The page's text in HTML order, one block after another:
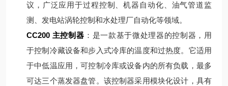
议，广泛应用于过程控制、机器自动化、油气管道监
测、发电站涡轮控制和水处理厂自动化等领域。
CC200 主控制器 ：是一款基于微处理器的控制器，用
于控制冷藏设备和步入式冷库的温度和过热度。它适用
于中低温应用，可控制冷库或设备内的所有负载，最多
可达三个蒸发器盘管。该控制器采用模块化设计，具有